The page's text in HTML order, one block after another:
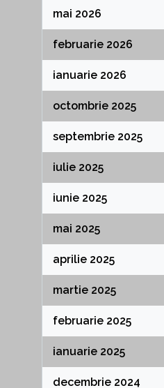
mai 2026
februarie 2026
ianuarie 2026
octombrie 2025
septembrie 2025
iulie 2025
iunie 2025
mai 2025
aprilie 2025
martie 2025
februarie 2025
ianuarie 2025
decembrie 2024